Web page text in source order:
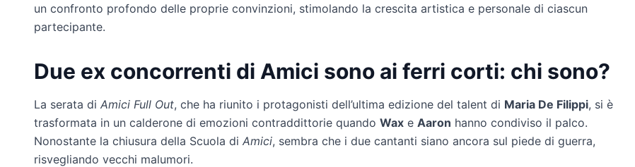
un confronto profondo delle proprie convinzioni, stimolando la crescita artistica e personale di ciascun
partecipante.
Due ex concorrenti di Amici sono ai ferri corti: chi sono?
La serata di Amici Full Out, che ha riunito i protagonisti dell’ultima edizione del talent di Maria De Filippi, si è
trasformata in un calderone di emozioni contraddittorie quando Wax e Aaron hanno condiviso il palco.
Nonostante la chiusura della Scuola di Amici, sembra che i due cantanti siano ancora sul piede di guerra,
risvegliando vecchi malumori.